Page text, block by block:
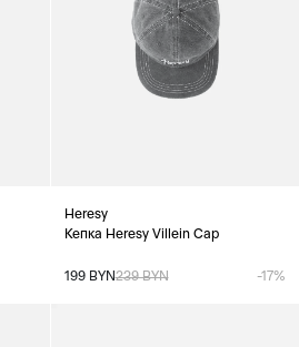
Heresy
Кепка Heresy Villein Cap
199 BYN239 BYN -17%